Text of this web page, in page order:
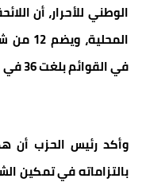
الوطني للأحرار، أن
في القوائم بلغت 36 في المائة.
وأكد رئيس الحزب أن
بالتزاماته في تمكين